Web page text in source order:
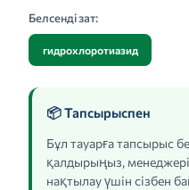
Белсенді зат:
гидрохлоротиазид
📦 Тапсырыспен
Бұл тауарға тапсырыс
қалдырыңыз,
нақтылау үшін сізбен